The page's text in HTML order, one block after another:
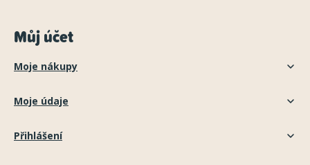
Můj účet
Moje nákupy
Moje údaje
Přihlášení